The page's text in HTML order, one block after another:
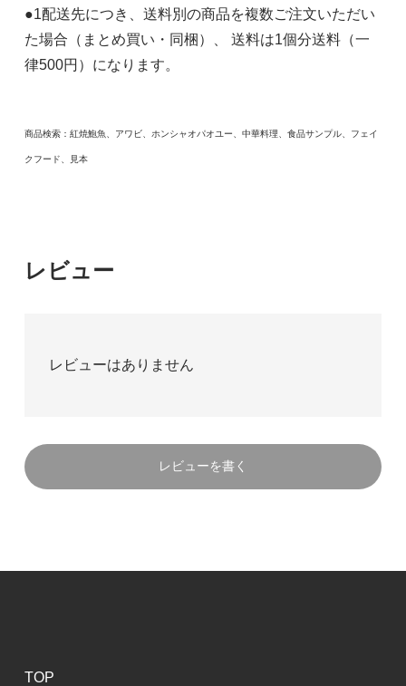
●1配送先につき、送料別の商品を複数ご注文いただい
た場合（まとめ買い・同梱）、 送料は1個分送料（一
律500円）になります。
商品検索：紅焼鮑魚、アワビ、ホンシャオパオユー、中華料理、食品サンプル、フェイ
クフード、見本
レビュー
レビューはありません
レビューを書く
TOP